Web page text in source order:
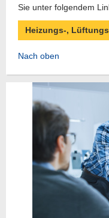
Sie unter folgendem
Heizungs-,
Nach oben